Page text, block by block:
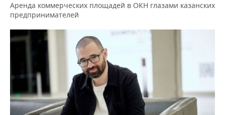
Аренда коммерческих площадей в ОКН глазами казанских
предпринимателей